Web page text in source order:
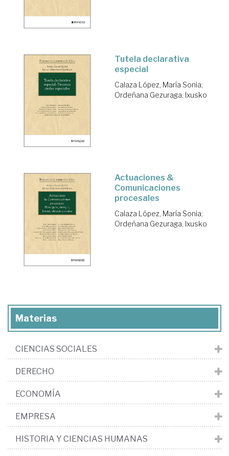
Tutela declarativa
especial
Calaza López, María Sonia;
Ordeñana Gezuraga, Ixusko
Actuaciones &
Comunicaciones
procesales
Calaza López, María Sonia;
Ordeñana Gezuraga, Ixusko
Materias
CIENCIAS SOCIALES
DERECHO
ECONOMÍA
EMPRESA
HISTORIA Y CIENCIAS HUMANAS